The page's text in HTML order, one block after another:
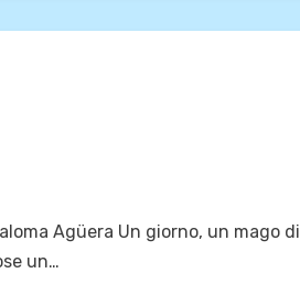
Agüera Un giorno, un mago di
un…